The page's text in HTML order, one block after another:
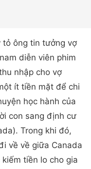
tỏ ông tin tưởng vợ
diễn viên phim
nhập cho vợ
ít tiền mặt để chi
học hành của
con sang định cư
Trong khi đó,
về về giữa Canada
tiền lo cho gia